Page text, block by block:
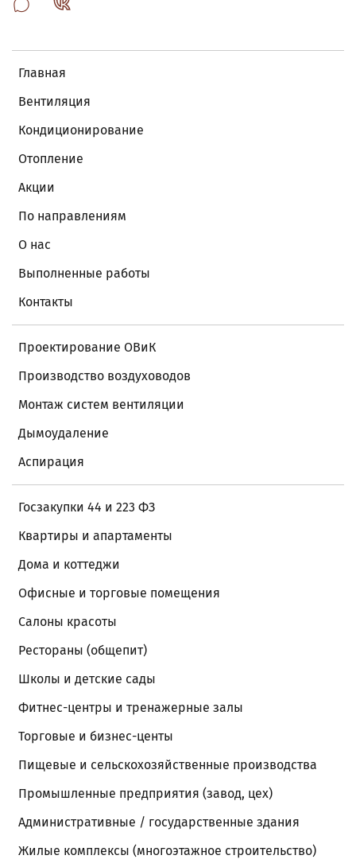
Главная
Вентиляция
Кондиционирование
Отопление
Акции
По направлениям
О нас
Выполненные работы
Контакты
Проектирование ОВиК
Производство воздуховодов
Монтаж систем вентиляции
Дымоудаление
Аспирация
Госзакупки 44 и 223 ФЗ
Квартиры и апартаменты
Дома и коттеджи
Офисные и торговые помещения
Салоны красоты
Рестораны (общепит)
Школы и детские сады
Фитнес-центры и тренажерные залы
Торговые и бизнес-центы
Пищевые и сельскохозяйственные производства
Промышленные предприятия (завод, цех)
Административные / государственные здания
Жилые комплексы (многоэтажное строительство)